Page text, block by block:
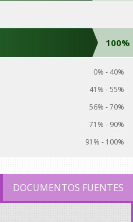
100%
0% - 40%
41% - 55%
56% - 70%
71% - 90%
91% - 100%
DOCUMENTOS FUENTES